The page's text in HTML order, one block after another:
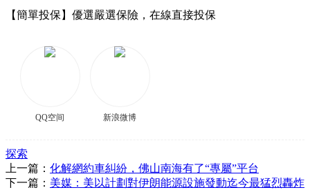
【簡單投保】優選嚴選保險，在線直接投保
QQ空间 新浪微博
探索
上一篇： 化解網約車糾紛，佛山南海有了“專屬”平台
下一篇： 美媒：美以計劃對伊朗能源設施發動迄今最猛烈轟炸